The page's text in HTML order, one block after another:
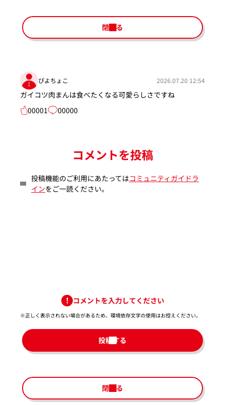
閉じる
ぴよちょこ 2026.07.20 12:54
ガイコツ肉まんは食べたくなる可愛らしさですね
00001
00000
コメントを投稿
投稿機能のご利用にあたってはコミュニティガイドラ
インをご一読ください。
コメントを入力してください
※正しく表示されない場合があるため、環境依存文字の使用はお控えください。​
投稿する
閉じる